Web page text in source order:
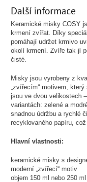
Další informace
Keramické misky COSY
krmení zvířat. Díky
pomáhají udržet krmivo
okolí krmení. Zvíře tak jí
čisté.
Misky jsou vyrobeny z
„zvířecím“ motivem,
jsou ve dvou velikostech
variantách: zelené a
snadnou údržbu a rychlé
recyklovaného papíru,
Hlavní vlastnosti:
keramické misky s
moderní „zvířecí“ motiv
objem 150 ml nebo 250 ml